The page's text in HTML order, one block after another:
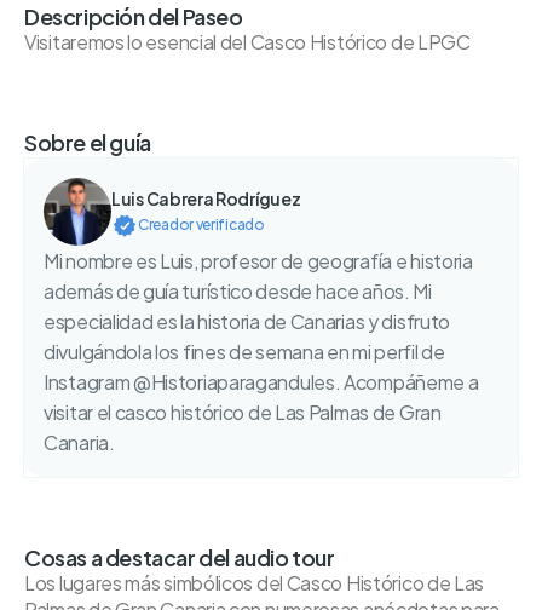
Descripción del Paseo
Visitaremos lo esencial del Casco Histórico de LPGC
Sobre el guía
Luis Cabrera Rodríguez
Creador verificado
Mi nombre es Luis, profesor de geografía e historia
además de guía turístico desde hace años. Mi
especialidad es la historia de Canarias y disfruto
divulgándola los fines de semana en mi perfil de
Instagram @Historiaparagandules. Acompáñeme a
visitar el casco histórico de Las Palmas de Gran
Canaria.
Cosas a destacar del audio tour
Los lugares más simbólicos del Casco Histórico de Las